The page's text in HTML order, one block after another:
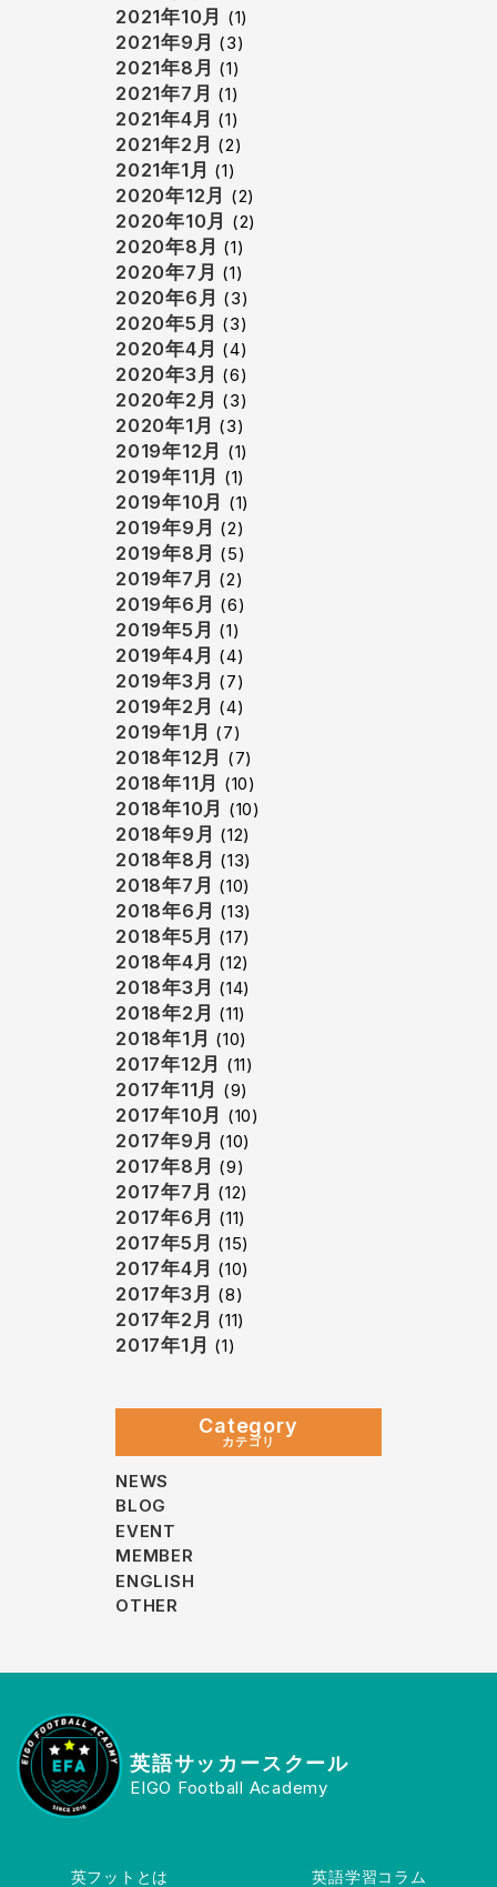
2021年10月 (1)
2021年9月 (3)
2021年8月 (1)
2021年7月 (1)
2021年4月 (1)
2021年2月 (2)
2021年1月 (1)
2020年12月 (2)
2020年10月 (2)
2020年8月 (1)
2020年7月 (1)
2020年6月 (3)
2020年5月 (3)
2020年4月 (4)
2020年3月 (6)
2020年2月 (3)
2020年1月 (3)
2019年12月 (1)
2019年11月 (1)
2019年10月 (1)
2019年9月 (2)
2019年8月 (5)
2019年7月 (2)
2019年6月 (6)
2019年5月 (1)
2019年4月 (4)
2019年3月 (7)
2019年2月 (4)
2019年1月 (7)
2018年12月 (7)
2018年11月 (10)
2018年10月 (10)
2018年9月 (12)
2018年8月 (13)
2018年7月 (10)
2018年6月 (13)
2018年5月 (17)
2018年4月 (12)
2018年3月 (14)
2018年2月 (11)
2018年1月 (10)
2017年12月 (11)
2017年11月 (9)
2017年10月 (10)
2017年9月 (10)
2017年8月 (9)
2017年7月 (12)
2017年6月 (11)
2017年5月 (15)
2017年4月 (10)
2017年3月 (8)
2017年2月 (11)
2017年1月 (1)
Category
カテゴリ
NEWS
BLOG
EVENT
MEMBER
ENGLISH
OTHER
英語サッカースクール
EIGO Football Academy
英フットとは
英語学習コラム